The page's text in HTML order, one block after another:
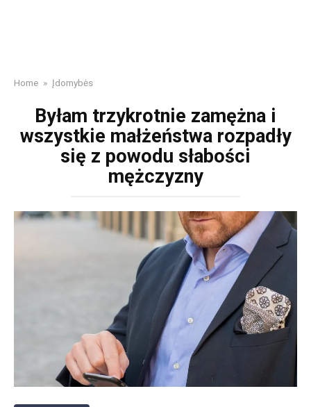
Home » Įdomybės
Byłam trzykrotnie zamężna i
wszystkie małżeństwa rozpadły
się z powodu słabości
mężczyzny